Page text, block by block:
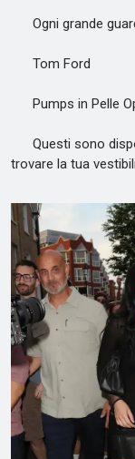
Ogni grande
Tom Ford
Pumps in Pelle
Questi sono
trovare la tua